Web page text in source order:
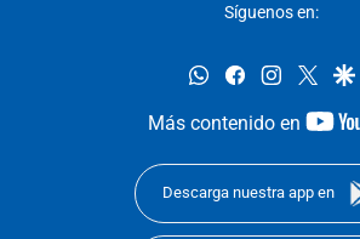
Síguenos en:
whatsappfacebookinstagram
Más contenido en
Descarga nuestra app en